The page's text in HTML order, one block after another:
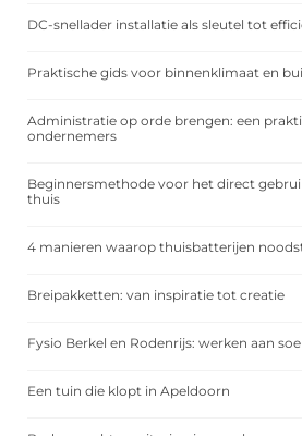
DC-snellader installatie als sleutel tot
Praktische gids voor binnenklimaat en
Administratie op orde brengen: een
ondernemers
Beginnersmethode voor het direct
thuis
4 manieren waarop thuisbatterijen
Breipakketten: van inspiratie tot creatie
Fysio Berkel en Rodenrijs: werken aan
Een tuin die klopt in Apeldoorn